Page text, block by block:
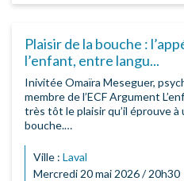
Plaisir de la bouche :
l’enfant, entre langu...
Inivitée Omaïra Meseguer,
membre de l’ECF Argument
très tôt le plaisir qu’il éprouve à
bouche.…
Ville : Laval
Mercredi 20 mai 2026 / 20h30